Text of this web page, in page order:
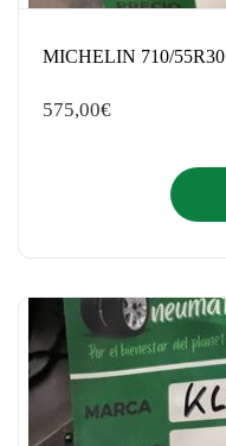
MICHELIN 710/55R30
575,00€